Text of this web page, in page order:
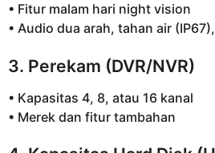
• Fitur malam hari night vision
• Audio dua arah, tahan air
3. Perekam (DVR/NVR)
• Kapasitas 4, 8, atau 16 kanal
• Merek dan fitur tambahan